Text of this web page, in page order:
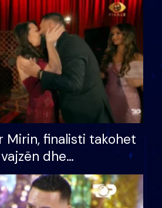
e madh
Mirin, finalisti takohet
dhe
S’kemi ndonjë letër